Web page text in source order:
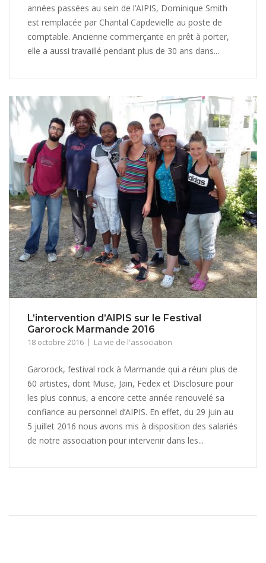
années passées au sein de l’AIPIS, Dominique Smith
est remplacée par Chantal Capdevielle au poste de
comptable. Ancienne commerçante en prêt à porter,
elle a aussi travaillé pendant plus de 30 ans dans...
L’intervention d’AIPIS sur le Festival
Garorock Marmande 2016
18 octobre 2016 La vie de l'association
Garorock, festival rock à Marmande qui a réuni plus de
60 artistes, dont Muse, Jain, Fedex et Disclosure pour
les plus connus, a encore cette année renouvelé sa
confiance au personnel d’AIPIS. En effet, du 29 juin au
5 juillet 2016 nous avons mis à disposition des salariés
de notre association pour intervenir dans les...